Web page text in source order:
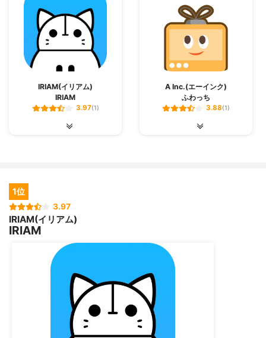
IRIAM(イリアム)
IRIAM
3.97(1)
A Inc.(エーインク)
ふわっち
3.88(1)
1位
3.97
IRIAM(イリアム)
IRIAM